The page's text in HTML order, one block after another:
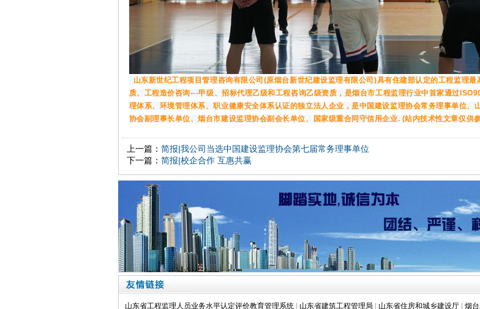
山东新世纪工程项目管理咨询有限公司(原烟台新世纪建设监理有限公司)具有住建部认定的工程监理最
质、工程造价咨询---甲级、招标代理乙级和工程咨询乙级资质，是烟台市工程监理行业中首家通过
理体系、环境管理体系、职业健康安全体系认证的独立法人企业，是中国建设监理协会常务理事单位、
协会副理事长单位、烟台市建设监理协会副会长单位、国家级重合同守信用企业. (站内技术性文章仅供
上一篇： 简报|我公司当选中国建设监理协会第七届常务理事单位
下一篇： 简报|校企合作 互惠共赢
山东省工程监理人员业务水平认定评价教育管理系统 | 山东省建筑工程管理局 | 山东省住房和城乡建设厅 | 烟